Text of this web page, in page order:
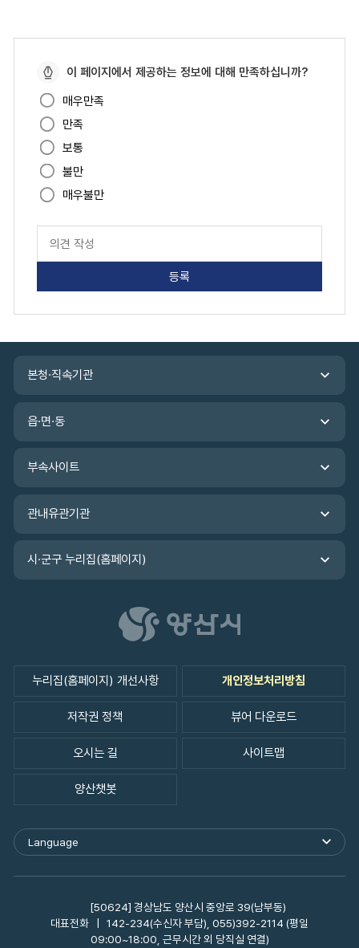
페
이
지
만
족
도
이 페이지에서 제공하는 정보에 대해 만족하십니까?
매우만족
만족
보통
불만
매우불만
지
족
가
력
본청·직속기관
읍·면·동
부속사이트
관내유관기관
시·군구 누리집(홈페이지)
누리집(홈페이지) 개선사항 개인정보처리방침
저작권 정책 뷰어 다운로드
오시는 길 사이트맵
양산챗봇
Language
외
어
[50624] 경상남도 양산시 중앙로 39(남부동)
대표전화
142-234(수신자 부담), 055)392-2114 (평일
09:00~18:00, 근무시간 외 당직실 연결)